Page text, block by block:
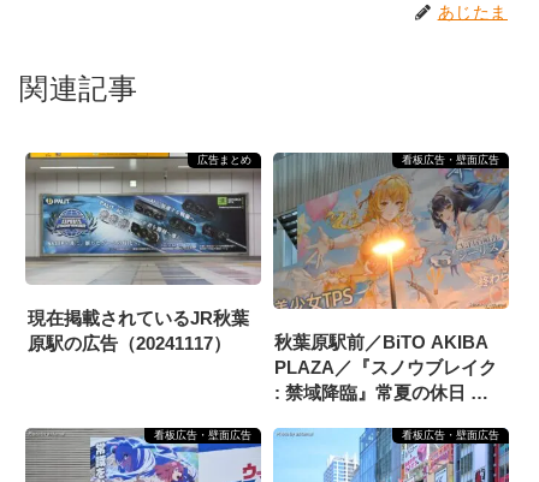
あじたま
関連記事
広告まとめ
現在掲載されているJR秋葉
原駅の広告（20241117）
看板広告・壁面広告
秋葉原駅前／BiTO AKIBA
PLAZA／『スノウブレイク
: 禁域降臨』常夏の休日 広
看板広告・壁面広告 看板広告・壁面広告